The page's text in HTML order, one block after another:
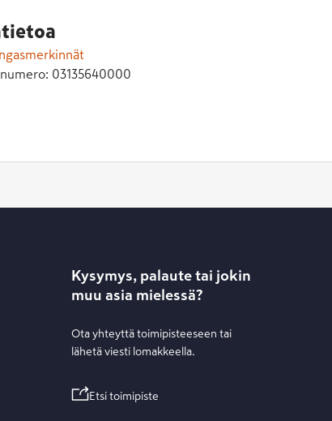
03135640000
Kysymys, palaute tai jokin
muu asia mielessä?
Ota yhteyttä toimipisteeseen tai
lähetä viesti lomakkeella.
Etsi toimipiste